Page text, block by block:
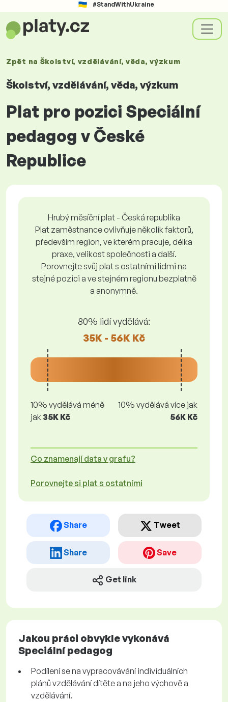
#StandWithUkraine
Zpět na Školství, vzdělávání, věda, výzkum
Školství, vzdělávání, věda, výzkum
Plat pro pozici Speciální
pedagog v České
Republice
Hrubý měsíční plat - Česká republika
Plat zaměstnance ovlivňuje několik faktorů,
především region, ve kterém pracuje, délka
praxe, velikost společnosti a další.
Porovnejte svůj plat s ostatními lidmi na
stejné pozici a ve stejném regionu bezplatně
a anonymně.
80% lidí vydělává:
35K - 56K Kč
10% vydělává méně
jak 35K Kč
10% vydělává více jak
56K Kč
Co znamenají data v grafu?
Porovnejte si plat s ostatními
Share Tweet
Share Save
Get link
Jakou práci obvykle vykonává
Speciální pedagog
Podílení se na vypracovávání individuálních
plánů vzdělávání dítěte a na jeho výchově a
vzdělávání.